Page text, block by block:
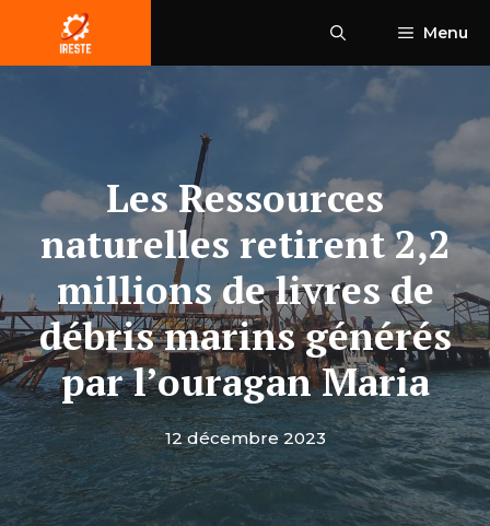
contenu
Menu
Les Ressources
naturelles retirent 2,2
millions de livres de
débris marins générés
par l’ouragan Maria
12 décembre 2023